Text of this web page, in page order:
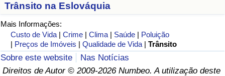
Trânsito na Eslováquia
Mais Informações:
Custo de Vida |Crime |Clima | Saúde | Poluição
| Preços de Imóveis |Qualidade de Vida |Trânsito
Sobre este website
Nas Notícias
Direitos de Autor © 2009-2026 Numbeo. A utilização deste
Indicador de Custo de Vida Por País
em Aqaba
Indicador de Preços de Imóveis por País
Índice de qualidade de vida por país
Crime
Taxa do Indicador de Crime (Atual)